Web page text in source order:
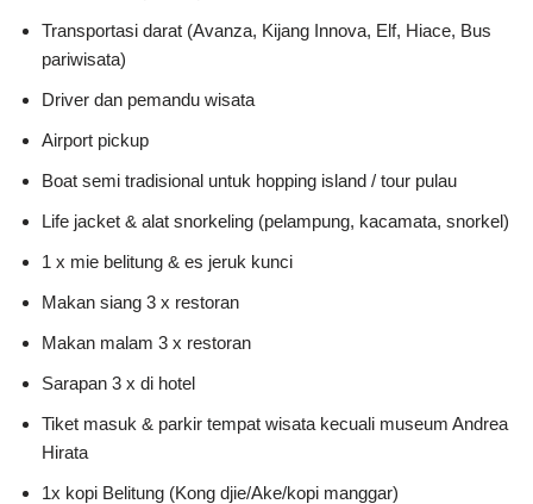
Transportasi darat (Avanza, Kijang Innova, Elf, Hiace, Bus
pariwisata)
Driver dan pemandu wisata
Airport pickup
Boat semi tradisional untuk hopping island / tour pulau
Life jacket & alat snorkeling (pelampung, kacamata, snorkel)
1 x mie belitung & es jeruk kunci
Makan siang 3 x restoran
Makan malam 3 x restoran
Sarapan 3 x di hotel
Tiket masuk & parkir tempat wisata kecuali museum Andrea
Hirata
1x kopi Belitung (Kong djie/Ake/kopi manggar)